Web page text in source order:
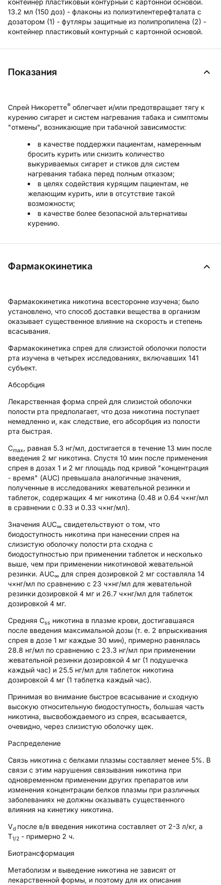
контейнер пластиковый контурный с картонной основой.
13.2 мл (150 доз) - флаконы из полиэтилентерефталата с
дозатором (1) - футляры защитные из полипропилена (2) -
контейнер пластиковый контурный с картонной основой.
Показания
Спрей Никоретте® облегчает и/или предотвращает тягу к
курению сигарет и систем нагревания табака и симптомы
"отмены", возникающие при табачной зависимости:
в качестве поддержки пациентам, намеренным
бросить курить или снизить количество
выкуриваемых сигарет и стиков для систем
нагревания табака перед полным отказом;
в целях содействия курящим пациентам, не
желающим курить, или в отсутствие такой
возможности;
в качестве более безопасной альтернативы
курению.
Фармакокинетика
Фармакокинетика никотина всесторонне изучена; было
установлено, что способ доставки вещества в организм
оказывает существенное влияние на скорость и степень
всасывания.
Фармакокинетика спрея для слизистой оболочки полости
рта изучена в четырех исследованиях, включавших 141
субъект.
Абсорбция
Лекарственная форма спрей для слизистой оболочки
полости рта предполагает, что доза никотина поступает
немедленно и, как следствие, его абсорбция из полости
рта быстрая.
Cmax, равная 5.3 нг/мл, достигается в течение 13 мин после
введения 2 мг никотина. Спустя 10 мин после применения
спрея в дозах 1 и 2 мг площадь под кривой "концентрация
- время" (AUC) превышала аналогичные значения,
полученные в исследованиях жевательной резинки и
таблеток, содержащих 4 мг никотина (0.48 и 0.64 ч×нг/мл
в сравнении с 0.33 и 0.33 ч×нг/мл).
Значения AUC∞ свидетельствуют о том, что
биодоступность никотина при нанесении спрея на
слизистую оболочку полости рта сходна с
биодоступностью при применении таблеток и несколько
выше, чем при применении никотиновой жевательной
резинки. AUC∞ для спрея дозировкой 2 мг составляла 14
ч×нг/мл по сравнению с 23 ч×нг/мл для жевательной
резинки дозировкой 4 мг и 26.7 ч×нг/мл для таблеток
дозировкой 4 мг.
Средняя Css никотина в плазме крови, достигавшаяся
после введения максимальной дозы (т. е. 2 впрыскивания
спрея в дозе 1 мг каждые 30 мин), примерно равнялась
28.8 нг/мл по сравнению с 23.3 нг/мл при применении
жевательной резинки дозировкой 4 мг (1 подушечка
каждый час) и 25.5 нг/мл для таблеток никотина
дозировкой 4 мг (1 таблетка каждый час).
Принимая во внимание быстрое всасывание и сходную
высокую относительную биодоступность, большая часть
никотина, высвобождаемого из спрея, всасывается,
очевидно, через слизистую оболочку щек.
Распределение
Связь никотина с белками плазмы составляет менее 5%. В
связи с этим нарушения связывания никотина при
одновременном применении других препаратов или
изменения концентрации белков плазмы при различных
заболеваниях не должны оказывать существенного
влияния на кинетику никотина.
Vd после в/в введения никотина составляет от 2-3 л/кг, а
T1/2 - примерно 2 ч.
Биотрансформация
Метаболизм и выведение никотина не зависят от
лекарственной формы, и поэтому для их описания